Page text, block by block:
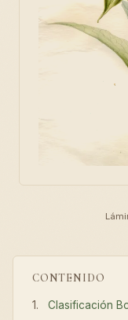
CONTENIDO
Clasificación